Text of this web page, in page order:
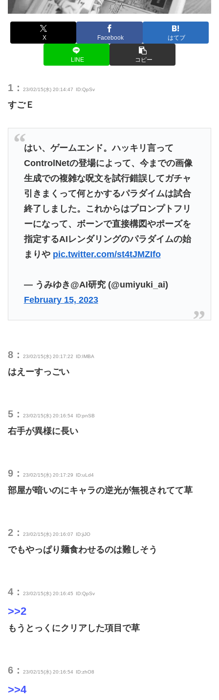
X Facebook はてブ
LINE コピー
1： 23/02/15(水) 20:14:47 ID:QpSv
すごＥ
はい、ゲームエンド。ハッキリ言って
ControlNetの登場によって、今までの画像
生成での複雑な呪文を試行錯誤してガチャ
引きまくって何とかするパラダイムは試合
終了しました。これからはプロンプトフリ
ーになって、ボーンで直接構図やポーズを
指定するAIレンダリングのパラダイムの始
まりや pic.twitter.com/st4tJMZIfo
— うみゆき@AI研究 (@umiyuki_ai)
February 15, 2023
8： 23/02/15(水) 20:17:22 ID:IMBA
はえーすっごい
5： 23/02/15(水) 20:16:54 ID:pnSB
右手が異様に長い
9： 23/02/15(水) 20:17:29 ID:uLd4
部屋が暗いのにキャラの逆光が無視されてて草
2： 23/02/15(水) 20:16:07 ID:jiJO
でもやっぱり麺食わせるのは難しそう
4： 23/02/15(水) 20:16:45 ID:QpSv
>>2
もうとっくにクリアした項目で草
6： 23/02/15(水) 20:16:54 ID:zhO8
>>4